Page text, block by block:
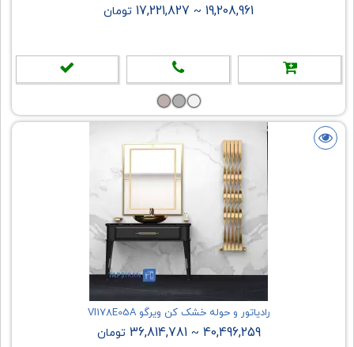
19,208,961
~
17,221,827تومان
رادیاتور و حوله خشک کن ویرگو VI178E05A
40,496,259
~
36,814,781 تومان